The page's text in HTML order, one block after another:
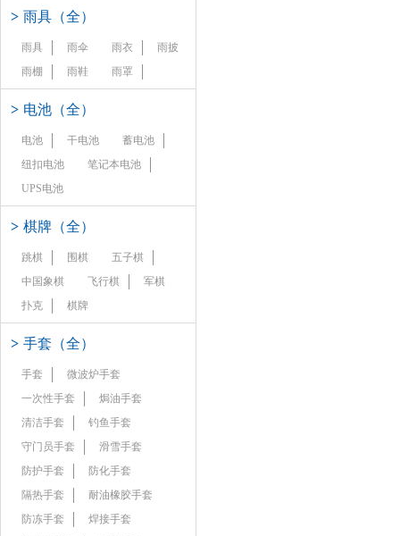
> 雨具（全）
雨具 雨伞 雨衣
雨披
雨棚
雨鞋 雨罩
> 电池（全）
电池 干电池
蓄电池
纽扣电池
笔记本电池
UPS电池
> 棋牌（全）
跳棋 围棋
五子棋
中国象棋
飞行棋
军棋
扑克
棋牌
> 手套（全）
手套
微波炉手套
一次性手套
焗油手套
清洁手套
钓鱼手套
守门员手套
滑雪手套
防护手套
防化手套
隔热手套
耐油橡胶手套
防冻手套
焊接手套